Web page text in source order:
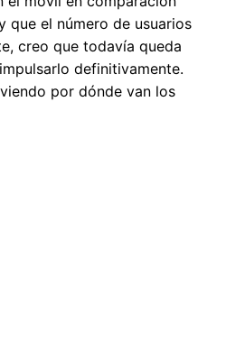
que el número de usuarios
creo que todavía queda
definitivamente.
por dónde van los